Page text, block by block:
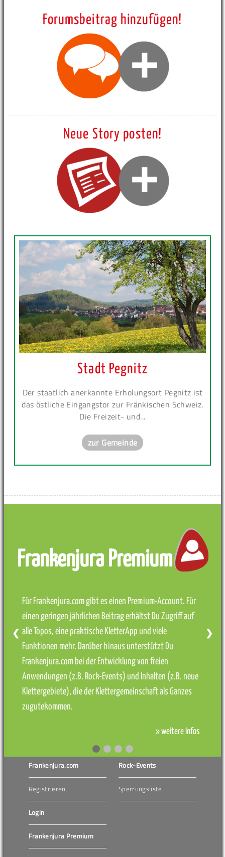
Forumsbeitrag hinzufügen!
Neue Story posten!
Stadt Pegnitz
Der staatlich anerkannte Erholungsort Pegnitz ist
das östliche Eingangstor zur Fränkischen Schweiz.
Die Freizeit- und...
zur Gemeinde
Frankenjura Premium
Für Frankenjura.com gibt es einen Premium-Account. Für
einen geringen jährlichen Beitrag erhältst Du Zugriff auf
alle Topos, eine praktische KletterApp und viele
Funktionen mehr. Darüber hinaus unterstützt Du
Frankenjura.com bei der Entwicklung von freien
Anwendungen (z.B. Rock-Events) und Inhalten (z.B. neue
Klettergebiete), die der Klettergemeinschaft als Ganzes
zugutekommen.
» weitere Infos
❮ ❯
Frankenjura.com
Registrieren
Login
Frankenjura Premium
Rock-Events
Sperrungsliste